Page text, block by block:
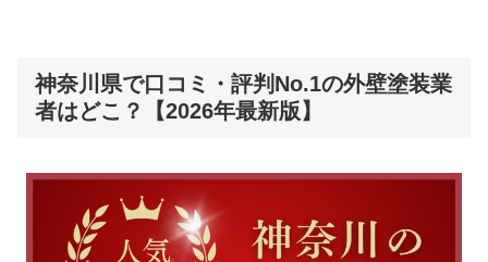
神奈川県で口コミ・評判No.1の外壁塗装業
者はどこ？【2026年最新版】